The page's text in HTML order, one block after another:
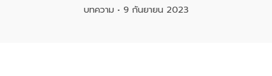
บทความ• 9 กันยายน 2023